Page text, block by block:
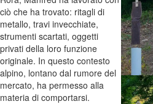
ciò che ha trovato: ritagli di
metallo, travi invecchiate,
strumenti scartati, oggetti
privati della loro funzione
originale. In questo contesto
alpino, lontano dal rumore del
mercato, ha permesso alla
materia di comportarsi.